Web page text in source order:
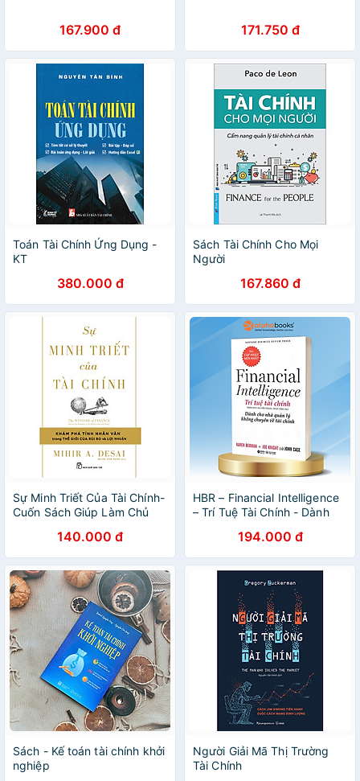
167.900 đ 171.750 đ
Toán Tài Chính Ứng Dụng -
KT
380.000 đ
Sách Tài Chính Cho Mọi
Người
167.860 đ
Sự Minh Triết Của Tài Chính-
Cuốn Sách Giúp Làm Chủ
140.000 đ
HBR – Financial Intelligence
– Trí Tuệ Tài Chính - Dành
Chuyên Về Tài Chính
194.000 đ
Sách - Kế toán tài chính khởi
nghiệp
Người Giải Mã Thị Trường
Tài Chính